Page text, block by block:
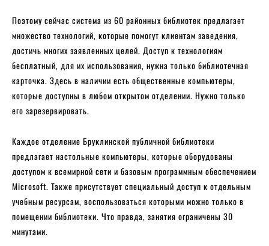
Поэтому сейчас система из 60 районных библиотек предлагает
множество технологий, которые помогут клиентам заведения,
достичь многих заявленных целей. Доступ к технологиям
бесплатный, для их использования, нужна только библиотечная
карточка. Здесь в наличии есть общественные компьютеры,
которые доступны в любом открытом отделении. Нужно только
его зарезервировать.
Каждое отделение Бруклинской публичной библиотеки
предлагает настольные компьютеры, которые оборудованы
доступом к всемирной сети и базовым программным обеспечением
Microsoft. Также присутствует специальный доступ к отдельным
учебным ресурсам, воспользоваться которыми можно только в
помещении библиотеки. Что правда, занятия ограничены 30
минутами.